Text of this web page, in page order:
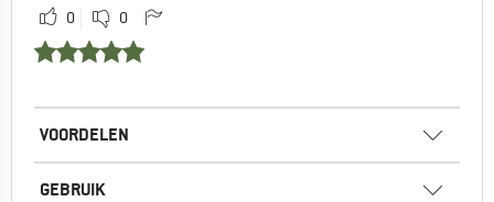
0 0
VOORDELEN
GEBRUIK